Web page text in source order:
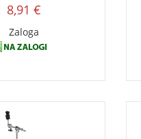
8,91 €
Zaloga